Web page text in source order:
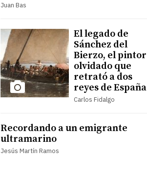
Juan Bas
El legado de
Sánchez del
Bierzo, el pintor
olvidado que
retrató a dos
reyes de España
Carlos Fidalgo
Recordando a un emigrante
ultramarino
Jesús Martín Ramos